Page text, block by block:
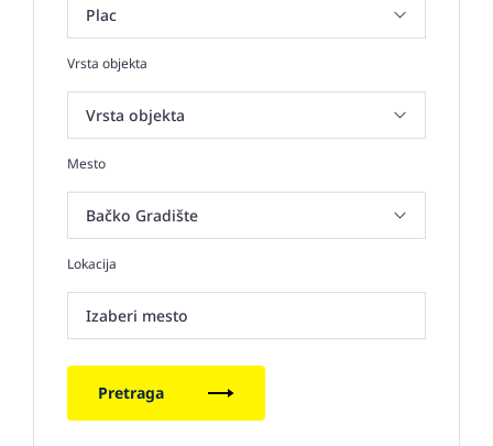
Vrsta objekta
Mesto
Lokacija
Izaberi mesto
Pretraga